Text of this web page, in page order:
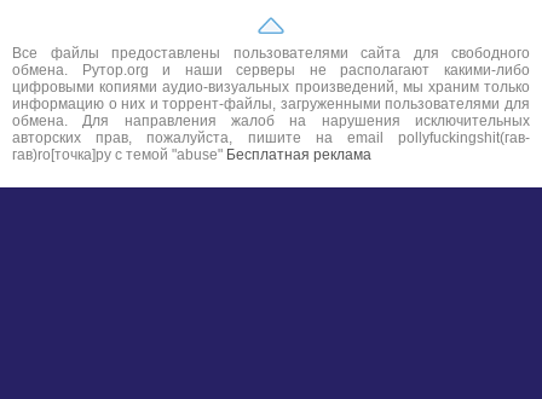
Все файлы предоставлены пользователями сайта для свободного
обмена. Рутор.org и наши серверы не располагают какими-либо
цифровыми копиями аудио-визуальных произведений, мы храним только
информацию о них и торрент-файлы, загруженными пользователями для
обмена. Для направления жалоб на нарушения исключительных
авторских прав, пожалуйста, пишите на email pollyfuckingshit(гав-
гав)ro[точка]ру с темой "abuse" Бесплатная реклама